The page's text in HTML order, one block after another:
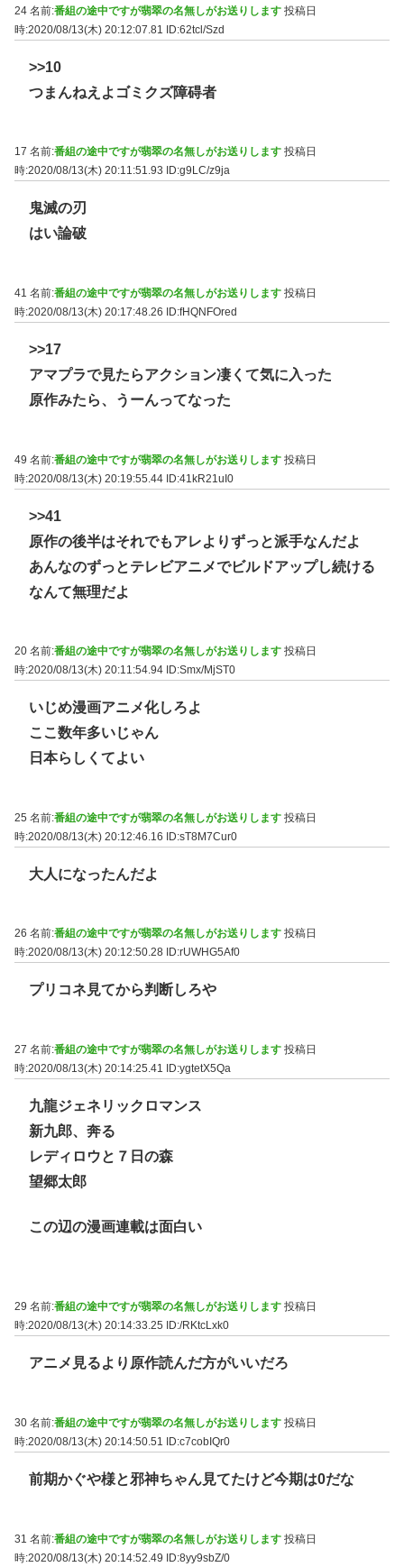
24 名前:番組の途中ですが翡翠の名無しがお送りします 投稿日
時:2020/08/13(木) 20:12:07.81 ID:62tcl/Szd
>>10
つまんねえよゴミクズ障碍者
17 名前:番組の途中ですが翡翠の名無しがお送りします 投稿日
時:2020/08/13(木) 20:11:51.93
ID:g9LC/z9ja
鬼滅の刃
はい論破
41 名前:番組の途中ですが翡翠の名無しがお送りします 投稿日
時:2020/08/13(木) 20:17:48.26
ID:fHQNFOred
>>17
アマプラで見たらアクション凄くて気に入った
原作みたら、うーんってなった
49 名前:番組の途中ですが翡翠の名無しがお送りします 投稿日
時:2020/08/13(木) 20:19:55.44 ID:41kR21uI0
>>41
原作の後半はそれでもアレよりずっと派手なんだよ
あんなのずっとテレビアニメでビルドアップし続ける
なんて無理だよ
20 名前:番組の途中ですが翡翠の名無しがお送りします 投稿日
時:2020/08/13(木) 20:11:54.94 ID:Smx/MjST0
いじめ漫画アニメ化しろよ
ここ数年多いじゃん
日本らしくてよい
25 名前:番組の途中ですが翡翠の名無しがお送りします 投稿日
時:2020/08/13(木) 20:12:46.16 ID:sT8M7Cur0
大人になったんだよ
26 名前:番組の途中ですが翡翠の名無しがお送りします 投稿日
時:2020/08/13(木) 20:12:50.28 ID:rUWHG5Af0
プリコネ見てから判断しろや
27 名前:番組の途中ですが翡翠の名無しがお送りします 投稿日
時:2020/08/13(木) 20:14:25.41
ID:ygtetX5Qa
九龍ジェネリックロマンス
新九郎、奔る
レディロウと７日の森
望郷太郎
この辺の漫画連載は面白い
29 名前:番組の途中ですが翡翠の名無しがお送りします 投稿日
時:2020/08/13(木) 20:14:33.25
ID:/RKtcLxk0
アニメ見るより原作読んだ方がいいだろ
30 名前:番組の途中ですが翡翠の名無しがお送りします 投稿日
時:2020/08/13(木) 20:14:50.51
ID:c7cobIQr0
前期かぐや様と邪神ちゃん見てたけど今期は0だな
31 名前:番組の途中ですが翡翠の名無しがお送りします 投稿日
時:2020/08/13(木) 20:14:52.49 ID:8yy9sbZ/0